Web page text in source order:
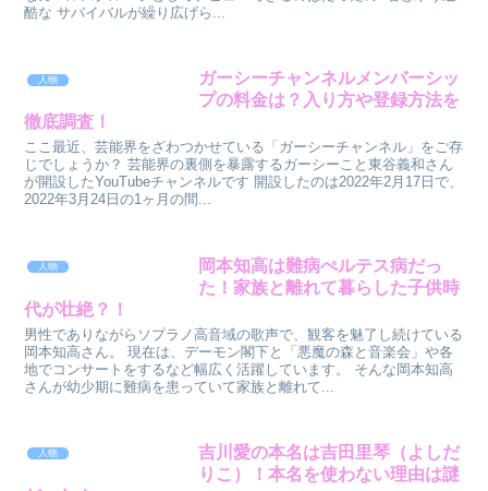
酷な サバイバルが繰り広げら...
人物
ガーシーチャンネルメンバーシッ
プの料金は？入り方や登録方法を
徹底調査！
ここ最近、芸能界をざわつかせている「ガーシーチャンネル」をご存
じでしょうか？ 芸能界の裏側を暴露するガーシーこと東谷義和さん
が開設したYouTubeチャンネルです 開設したのは2022年2月17日で、
2022年3月24日の1ヶ月の間...
人物
岡本知高は難病ぺルテス病だっ
た！家族と離れて暮らした子供時
代が壮絶？！
男性でありながらソプラノ高音域の歌声で、観客を魅了し続けている
岡本知高さん。 現在は、デーモン閣下と「悪魔の森と音楽会」や各
地でコンサートをするなど幅広く活躍しています。 そんな岡本知高
さんが幼少期に難病を患っていて家族と離れて...
人物
吉川愛の本名は吉田里琴（よしだ
りこ）！本名を使わない理由は謎